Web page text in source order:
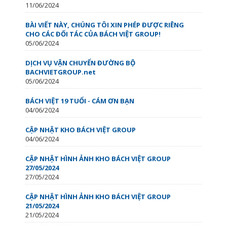
11/06/2024
BÀI VIẾT NÀY, CHÚNG TÔI XIN PHÉP ĐƯỢC RIÊNG
CHO CÁC ĐỐI TÁC CỦA BÁCH VIỆT GROUP!
05/06/2024
DỊCH VỤ VẬN CHUYỂN ĐƯỜNG BỘ
BACHVIETGROUP.net
05/06/2024
BÁCH VIỆT 19 TUỔI - CÁM ƠN BẠN
04/06/2024
CẬP NHẬT KHO BÁCH VIỆT GROUP
04/06/2024
CẬP NHẬT HÌNH ẢNH KHO BÁCH VIỆT GROUP
27/05/2024
27/05/2024
CẬP NHẬT HÌNH ẢNH KHO BÁCH VIỆT GROUP
21/05/2024
21/05/2024